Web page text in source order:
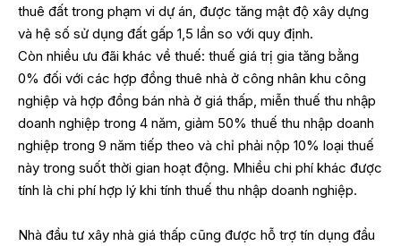
thuê đất trong phạm vi dự án, được tăng mật độ xây dựng
và hệ số sử dụng đất gấp 1,5 lần so với quy định.
Còn nhiều ưu đãi khác về thuế: thuế giá trị gia tăng bằng
0% đối với các hợp đồng thuê nhà ở công nhân khu công
nghiệp và hợp đồng bán nhà ở giá thấp, miễn thuế thu nhập
doanh nghiệp trong 4 năm, giảm 50% thuế thu nhập doanh
nghiệp trong 9 năm tiếp theo và chỉ phải nộp 10% loại thuế
này trong suốt thời gian hoạt động. Mhiều chi phí khác được
tính là chi phí hợp lý khi tính thuế thu nhập doanh nghiệp.
Nhà đầu tư xây nhà giá thấp cũng được hỗ trợ tín dụng đầu